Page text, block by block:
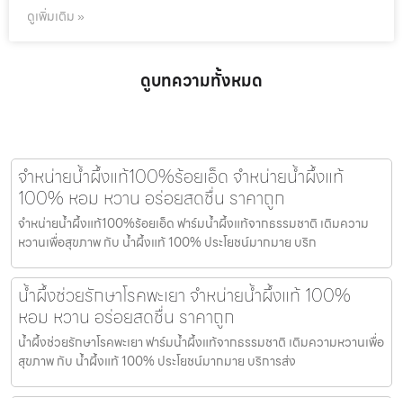
ดูเพิ่มเติม »
ดูบทความทั้งหมด
จำหน่ายน้ำผึ้งแท้100%ร้อยเอ็ด จำหน่ายน้ำผึ้งแท้
100% หอม หวาน อร่อยสดชื่น ราคาถูก
จำหน่ายน้ำผึ้งแท้100%ร้อยเอ็ด ฟาร์มน้ำผึ้งแท้จากธรรมชาติ เติมความ
หวานเพื่อสุขภาพ กับ น้ำผึ้งแท้ 100% ประโยชน์มากมาย บริก
น้ำผึ้งช่วยรักษาโรคพะเยา จำหน่ายน้ำผึ้งแท้ 100%
หอม หวาน อร่อยสดชื่น ราคาถูก
น้ำผึ้งช่วยรักษาโรคพะเยา ฟาร์มน้ำผึ้งแท้จากธรรมชาติ เติมความหวานเพื่อ
สุขภาพ กับ น้ำผึ้งแท้ 100% ประโยชน์มากมาย บริการส่ง